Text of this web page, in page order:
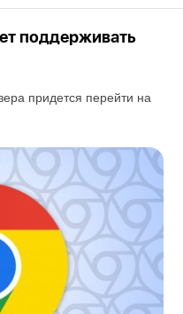
поддерживать
придется перейти на